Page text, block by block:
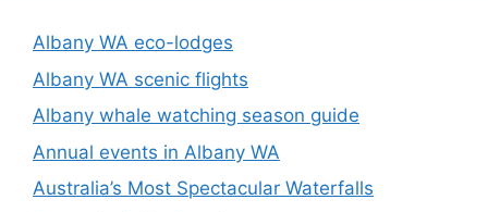
Albany WA eco-lodges
Albany WA scenic flights
Albany whale watching season guide
Annual events in Albany WA
Australia’s Most Spectacular Waterfalls